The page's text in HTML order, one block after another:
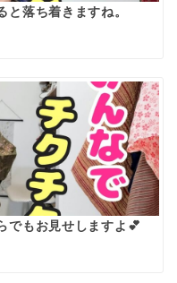
落ち着きますね。
でもお見せしますよ💕